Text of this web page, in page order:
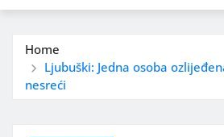
Home
Ljubuški: Jedna osoba
nesreći